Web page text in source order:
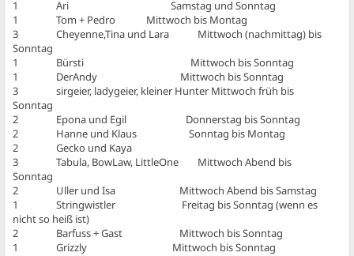
1 Ari Samstag und Sonntag
1 Tom + Pedro Mittwoch bis Montag
3 Cheyenne,Tina und Lara Mittwoch (nachmittag) bis
Sonntag
1 Bürsti Mittwoch bis Sonntag
1 DerAndy Mittwoch bis Sonntag
3 sirgeier, ladygeier, kleiner Hunter Mittwoch früh bis
Sonntag
2 Epona und Egil Donnerstag bis Sonntag
2 Hanne und Klaus Sonntag bis Montag
2 Gecko und Kaya
3 Tabula, BowLaw, LittleOne Mittwoch Abend bis
Sonntag
2 Uller und Isa Mittwoch Abend bis Samstag
1 Stringwistler Freitag bis Sonntag (wenn es
nicht so heiß ist)
2 Barfuss + Gast Mittwoch bis Sonntag
1 Grizzly Mittwoch bis Sonntag